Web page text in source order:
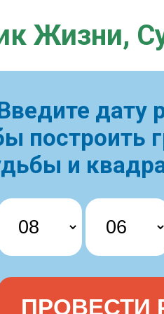
Жизни,
дату
построить
и
ПРОВЕСТИ